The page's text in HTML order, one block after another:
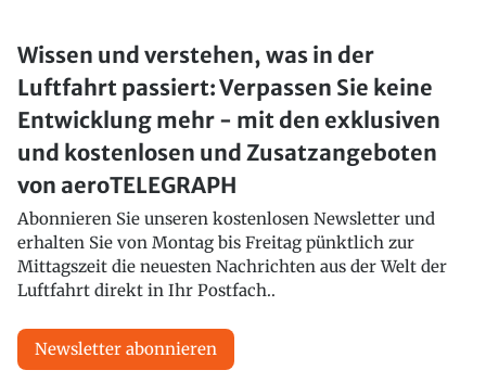
Wissen und verstehen, was in der
Luftfahrt passiert: Verpassen Sie keine
Entwicklung mehr - mit den exklusiven
und kostenlosen und Zusatzangeboten
von aeroTELEGRAPH
Abonnieren Sie unseren kostenlosen Newsletter und
erhalten Sie von Montag bis Freitag pünktlich zur
Mittagszeit die neuesten Nachrichten aus der Welt der
Luftfahrt direkt in Ihr Postfach..
Newsletter abonnieren